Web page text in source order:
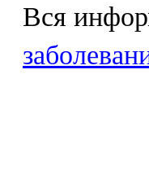
Вся